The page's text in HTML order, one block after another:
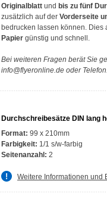
Originalblatt und bis zu fünf
zusätzlich auf der Vorderseite
bedrucken lassen können. Dies
Papier günstig und schnell.
Bei weiteren Fragen berät Sie
info@flyeronline.de oder
Durchschreibesätze DIN lang
Format: 99 x 210mm
Farbigkeit: 1/1 s/w-farbig
Seitenanzahl: 2
Weitere Informationen und